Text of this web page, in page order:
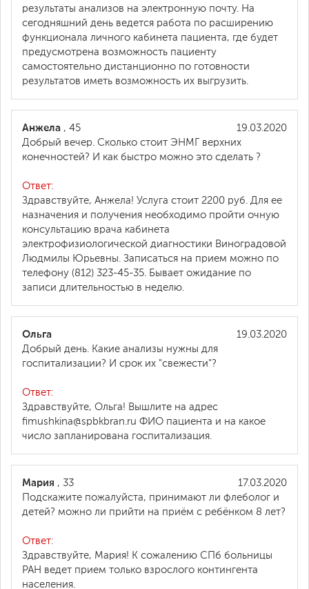
результаты анализов на электронную почту. На
сегодняшний день ведется работа по расширению
функционала личного кабинета пациента, где будет
предусмотрена возможность пациенту
самостоятельно дистанционно по готовности
результатов иметь возможность их выгрузить.
19.03.2020
Анжела , 45
Добрый вечер. Сколько стоит ЭНМГ верхних
конечностей? И как быстро можно это сделать ?
Ответ:
Здравствуйте, Анжела! Услуга стоит 2200 руб. Для ее
назначения и получения необходимо пройти очную
консультацию врача кабинета
электрофизиологической диагностики Виноградовой
Людмилы Юрьевны. Записаться на прием можно по
телефону (812) 323-45-35. Бывает ожидание по
записи длительностью в неделю.
19.03.2020
Ольга
Добрый день. Какие анализы нужны для
госпитализации? И срок их "свежести"?
Ответ:
Здравствуйте, Ольга! Вышлите на адрес
fimushkina@spbkbran.ru ФИО пациента и на какое
число запланирована госпитализация.
17.03.2020
Мария , 33
Подскажите пожалуйста, принимают ли флеболог и
детей? можно ли прийти на приём с ребёнком 8 лет?
Ответ:
Здравствуйте, Мария! К сожалению СПб больницы
РАН ведет прием только взрослого контингента
населения.